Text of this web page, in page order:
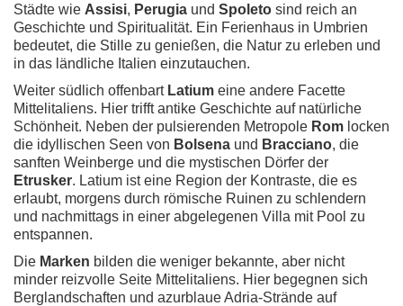
Städte wie Assisi, Perugia und Spoleto sind reich an
Geschichte und Spiritualität. Ein Ferienhaus in Umbrien
bedeutet, die Stille zu genießen, die Natur zu erleben und
in das ländliche Italien einzutauchen.
Weiter südlich offenbart Latium eine andere Facette
Mittelitaliens. Hier trifft antike Geschichte auf natürliche
Schönheit. Neben der pulsierenden Metropole Rom locken
die idyllischen Seen von Bolsena und Bracciano, die
sanften Weinberge und die mystischen Dörfer der
Etrusker. Latium ist eine Region der Kontraste, die es
erlaubt, morgens durch römische Ruinen zu schlendern
und nachmittags in einer abgelegenen Villa mit Pool zu
entspannen.
Die Marken bilden die weniger bekannte, aber nicht
minder reizvolle Seite Mittelitaliens. Hier begegnen sich
Berglandschaften und azurblaue Adria-Strände auf